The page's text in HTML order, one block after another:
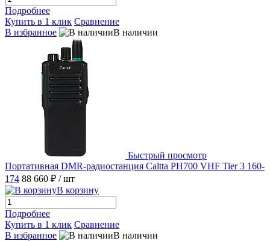
Подробнее
Купить в 1 клик Сравнение
В избранное
В наличии
Быстрый просмотр
Портативная DMR-радиостанция Caltta PH700 VHF Tier 3 160-
174 88 660 ₽ / шт
В корзину
Подробнее
Купить в 1 клик Сравнение
В избранное
В наличии